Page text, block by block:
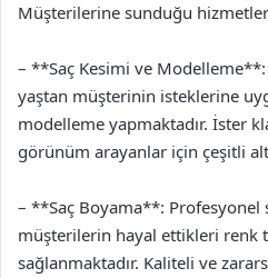
Müşterilerine sunduğu hizmetler
– **Saç Kesimi ve
yaştan müşterinin isteklerine
modelleme yapmaktadır. İster
görünüm arayanlar için çeşitli
– **Saç Boyama**: Profesyonel
müşterilerin hayal ettikleri renk
sağlanmaktadır. Kaliteli ve